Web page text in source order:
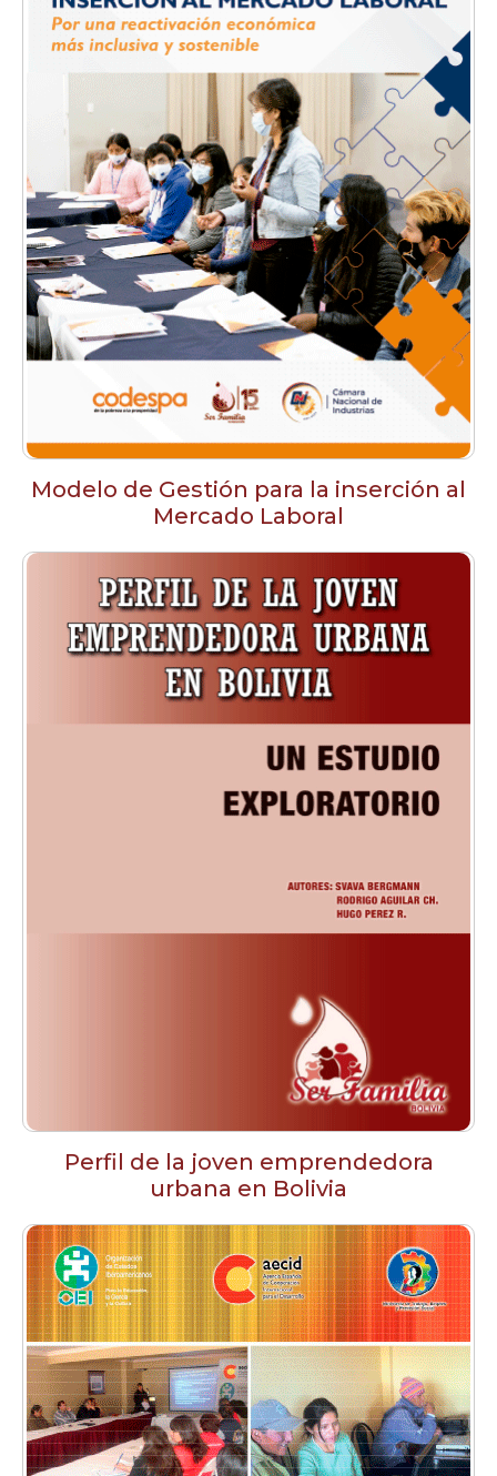
Modelo de Gestión para la inserción al
Mercado Laboral
Perfil de la joven emprendedora
urbana en Bolivia